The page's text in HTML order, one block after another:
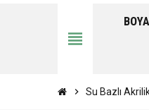
view_headline
BOYA
chevron_right Su Bazlı